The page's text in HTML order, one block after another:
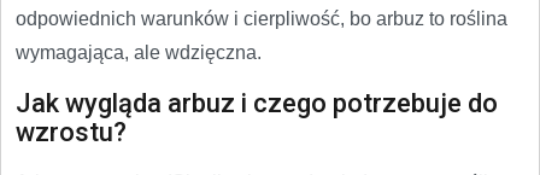
odpowiednich warunków i cierpliwość, bo arbuz to roślina
wymagająca, ale wdzięczna.
Jak wygląda arbuz i czego potrzebuje do
wzrostu?